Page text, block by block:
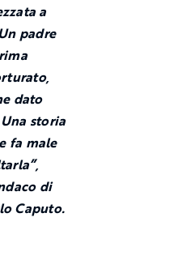
a
padre
dato
storia
fa male
di
Caputo.